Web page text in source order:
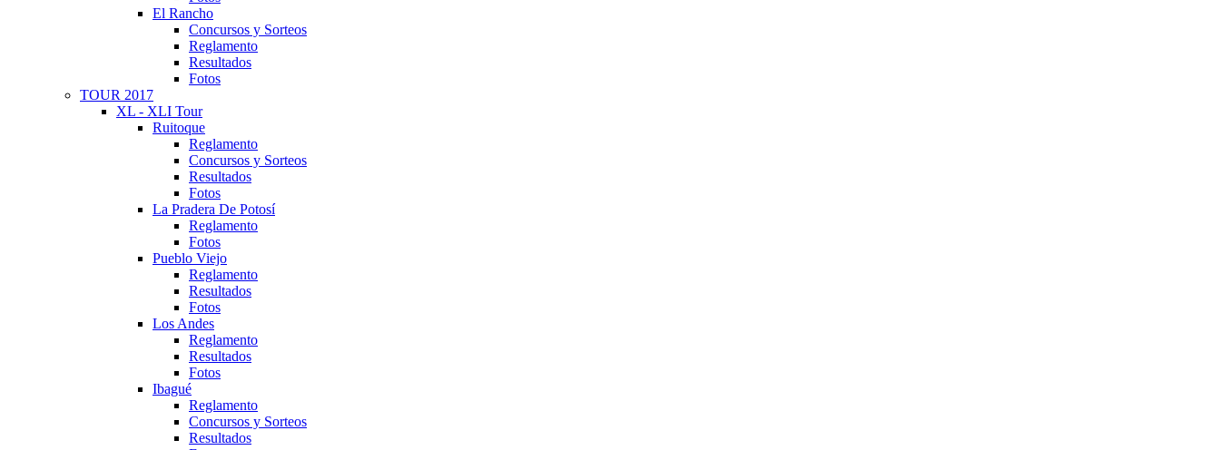
El Rancho
Concursos y Sorteos
Reglamento
Resultados
Fotos
TOUR 2017
XL - XLI Tour
Ruitoque
Reglamento
Concursos y Sorteos
Resultados
Fotos
La Pradera De Potosí
Reglamento
Fotos
Pueblo Viejo
Reglamento
Resultados
Fotos
Los Andes
Reglamento
Resultados
Fotos
Ibagué
Reglamento
Concursos y Sorteos
Resultados